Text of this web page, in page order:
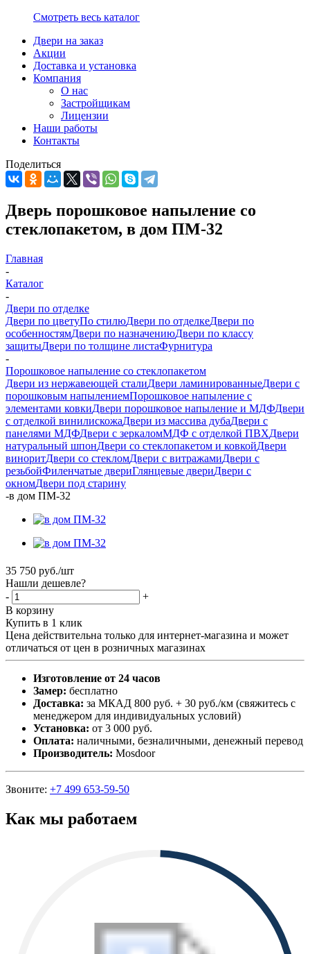
Смотреть весь каталог
Двери на заказ
Акции
Доставка и установка
Компания
О нас
Застройщикам
Лицензии
Наши работы
Контакты
Поделиться
Дверь порошковое напыление со
стеклопакетом, в дом ПМ-32
Главная
-
Каталог
-
Двери по отделке
Двери по цветуПо стилюДвери по отделкеДвери по
особенностямДвери по назначениюДвери по классу
защитыДвери по толщине листаФурнитура
-
Порошковое напыление со стеклопакетом
Двери из нержавеющей сталиДвери ламинированныеДвери с
порошковым напылениемПорошковое напыление с
элементами ковкиДвери порошковое напыление и МДФДвери
с отделкой винилискожаДвери из массива дубаДвери с
панелями МДФДвери с зеркаломМДФ с отделкой ПВХДвери
натуральный шпонДвери со стеклопакетом и ковкойДвери
виноритДвери со стекломДвери с витражамиДвери с
резьбойФиленчатые двериГлянцевые двериДвери с
окномДвери под старину
-в дом ПМ-32
35 750 руб./шт
Нашли дешевле?
-
+
В корзину
Купить в 1 клик
Цена действительна только для интернет-магазина и может
отличаться от цен в розничных магазинах
Изготовление от 24 часов
Замер: бесплатно
Доставка: за МКАД 800 руб. + 30 руб./км (свяжитесь с
менеджером для индивидуальных условий)
Установка: от 3 000 руб.
Оплата: наличными, безналичными, денежный перевод
Производитель: Mosdoor
Звоните: +7 499 653-59-50
Как мы работаем